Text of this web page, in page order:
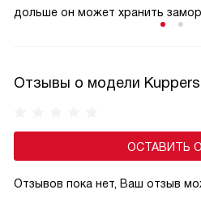
дольше он может хранить
в то время как холодильник с
продукты замораживаются, но
Отзывы о модели
ОСТАВИТЬ
Отзывов пока нет, Ваш отзыв